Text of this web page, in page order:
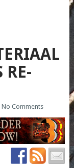
RE-
No Comments